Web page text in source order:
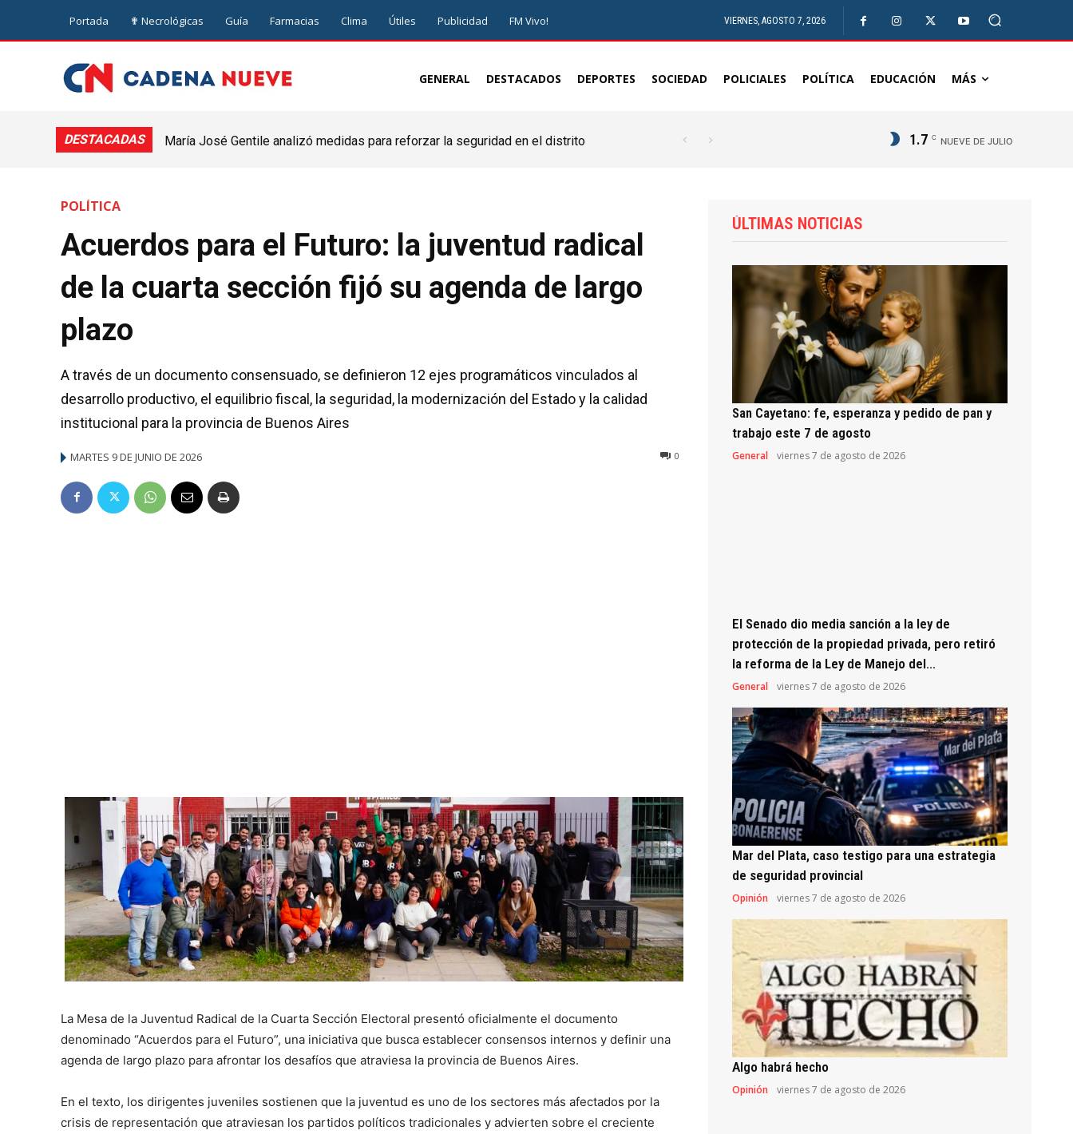
Portada ✟ Necrológicas Guía Farmacias Clima Útiles Publicidad FM Vivo! VIERNES, AGOSTO 7, 2026
GENERAL DESTACADOS DEPORTES SOCIEDAD POLICIALES POLÍTICA EDUCACIÓN MÁS
DESTACADAS
María José Gentile analizó medidas para reforzar la seguridad en el distrito
1.7 C NUEVE DE JULIO
POLÍTICA
Acuerdos para el Futuro: la juventud radical
de la cuarta sección fijó su agenda de largo
plazo
A través de un documento consensuado, se definieron 12 ejes programáticos vinculados al
desarrollo productivo, el equilibrio fiscal, la seguridad, la modernización del Estado y la calidad
institucional para la provincia de Buenos Aires
MARTES 9 DE JUNIO DE 2026 0
La Mesa de la Juventud Radical de la Cuarta Sección Electoral presentó oficialmente el documento
denominado “Acuerdos para el Futuro”, una iniciativa que busca establecer consensos internos y definir una
agenda de largo plazo para afrontar los desafíos que atraviesa la provincia de Buenos Aires.
En el texto, los dirigentes juveniles sostienen que la juventud es uno de los sectores más afectados por la
crisis de representación que atraviesan los partidos políticos tradicionales y advierten sobre el creciente
ÚLTIMAS NOTICIAS
San Cayetano: fe, esperanza y pedido de pan y
trabajo este 7 de agosto
General viernes 7 de agosto de 2026
El Senado dio media sanción a la ley de
protección de la propiedad privada, pero retiró
la reforma de la Ley de Manejo del...
General viernes 7 de agosto de 2026
Mar del Plata, caso testigo para una estrategia
de seguridad provincial
Opinión viernes 7 de agosto de 2026
Algo habrá hecho
Opinión viernes 7 de agosto de 2026